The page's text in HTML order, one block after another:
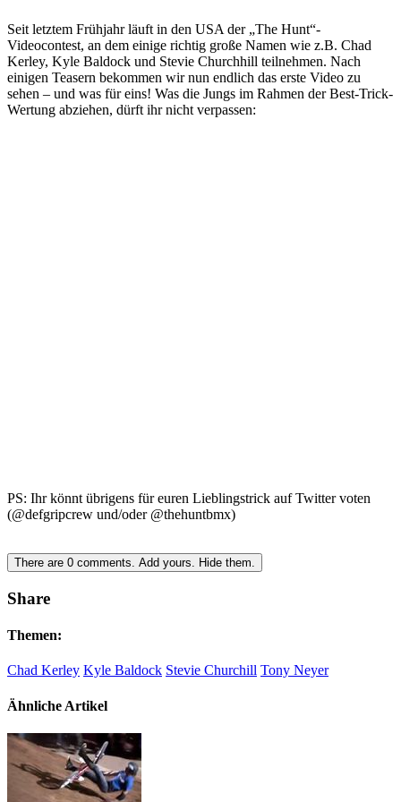
Seit letztem Frühjahr läuft in den USA der „The Hunt“-
Videocontest, an dem einige richtig große Namen wie z.B. Chad
Kerley, Kyle Baldock und Stevie Churchhill teilnehmen. Nach
einigen Teasern bekommen wir nun endlich das erste Video zu
sehen – und was für eins! Was die Jungs im Rahmen der Best-Trick-
Wertung abziehen, dürft ihr nicht verpassen:
PS: Ihr könnt übrigens für euren Lieblingstrick auf Twitter voten
(@defgripcrew und/oder @thehuntbmx)
There are 0 comments. Add yours. Hide them.
Share
Themen:
Chad Kerley Kyle Baldock Stevie Churchill Tony Neyer
Ähnliche Artikel